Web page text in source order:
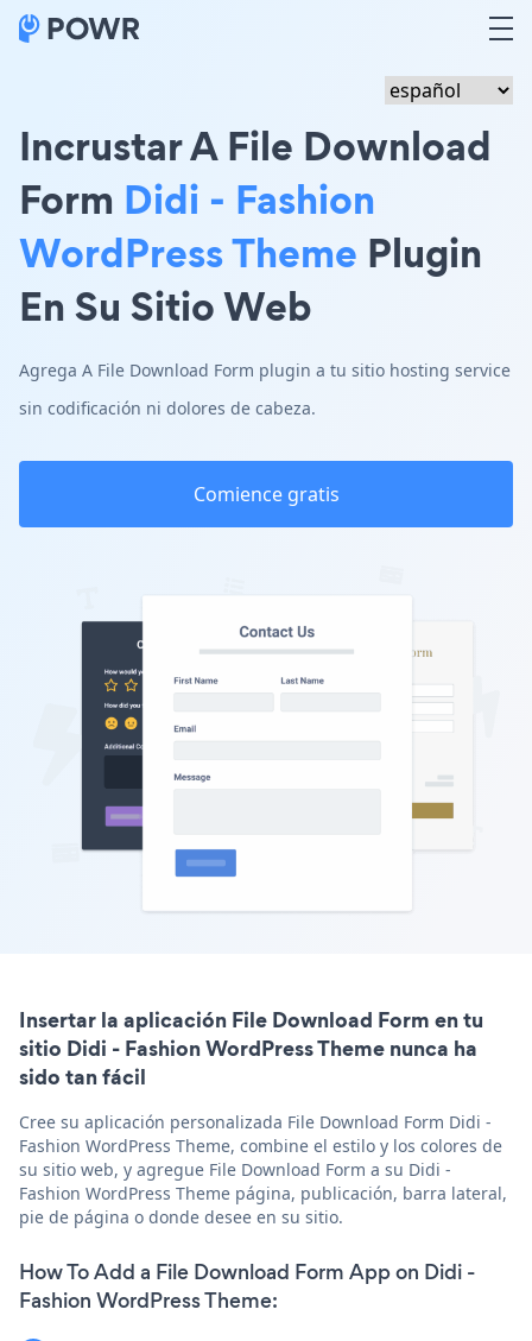
Incrustar A File Download
Form Didi - Fashion
WordPress Theme Plugin
En Su Sitio Web
Agrega A File Download Form plugin a tu sitio hosting service
sin codificación ni dolores de cabeza.
Comience gratis
Insertar la aplicación File Download Form en tu
sitio Didi - Fashion WordPress Theme nunca ha
sido tan fácil
Cree su aplicación personalizada File Download Form Didi -
Fashion WordPress Theme, combine el estilo y los colores de
su sitio web, y agregue File Download Form a su Didi -
Fashion WordPress Theme página, publicación, barra lateral,
pie de página o donde desee en su sitio.
How To Add a File Download Form App on Didi -
Fashion WordPress Theme: